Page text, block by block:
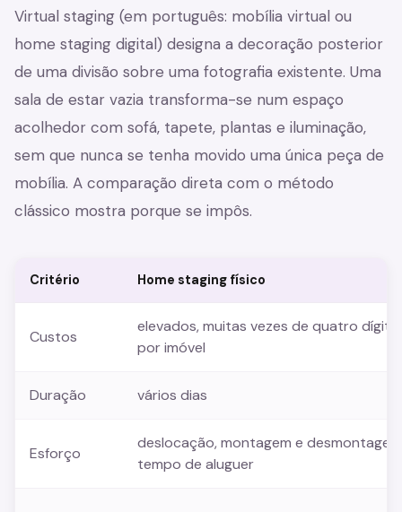
Virtual staging (em português: mobília virtual ou
home staging digital) designa a decoração posterior
de uma divisão sobre uma fotografia existente. Uma
sala de estar vazia transforma-se num espaço
acolhedor com sofá, tapete, plantas e iluminação,
sem que nunca se tenha movido uma única peça de
mobília. A comparação direta com o método
clássico mostra porque se impôs.
Critério Home staging físico
Custos
elevados, muitas vezes de quatro
por imóvel
Duração vários dias
Esforço
deslocação, montagem e
tempo de aluguer